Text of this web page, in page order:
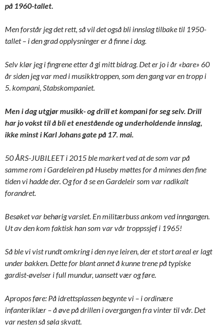
på 1960-tallet.
Men forstår jeg det rett, så vil det også bli innslag tilbake til 1950-
tallet – i den grad opplysninger er å finne i dag.
Selv klør jeg i fingrene etter å gi mitt bidrag. Det er jo i år «bare» 60
år siden jeg var med i musikktroppen, som den gang var en tropp i
5. kompani, Stabskompaniet.
Men i dag utgjør musikk- og drill et kompani for seg selv. Drill
har jo vokst til å bli et enestående og underholdende innslag,
ikke minst i Karl Johans gate på 17. mai.
50 ÅRS-JUBILEET i 2015 ble markert ved at de som var på
samme rom i Gardeleiren på Huseby møttes for å minnes den fine
tiden vi hadde der. Og for å se en Gardeleir som var radikalt
forandret.
Besøket var behørig varslet. En militærbuss ankom ved inngangen.
Ut av den kom faktisk han som var vår troppssjef i 1965!
Så ble vi vist rundt omkring i den nye leiren, der et stort areal er lagt
under bakken. Dette for blant annet å kunne trene på typiske
gardist-øvelser i full mundur, uansett vær og føre.
Apropos føre: På idrettsplassen begynte vi – i ordinære
infanteriklær – å øve på drillen i overgangen fra vinter til vår. Det
var nesten så søla skvatt.